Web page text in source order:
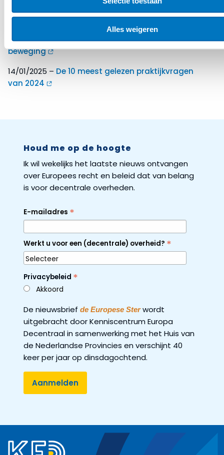
Alles weigeren
EU
21/01/2025 –IMPACT: Mobiliteit en duurzaamheid in
beweging
14/01/2025 – De 10 meest gelezen praktijkvragen
van 2024
Houd me op de hoogte
Ik wil wekelijks het laatste nieuws ontvangen
over Europees recht en beleid dat van belang
is voor decentrale overheden.
E-mailadres *
Werkt u voor een (decentrale) overheid? *
Privacybeleid *
Akkoord
De nieuwsbrief de Europese Sterwordt
uitgebracht door Kenniscentrum Europa
Decentraal in samenwerking met het Huis van
de Nederlandse Provincies en verschijnt 40
keer per jaar op dinsdagochtend.